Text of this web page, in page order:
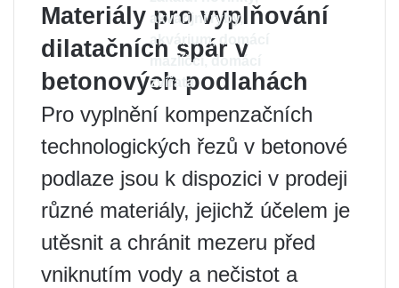
akvarijní ryby,
akvárium, domácí
mazlíčci, domácí
zvířata
Materiály pro vyplňování
dilatačních spár v
betonových podlahách
Pro vyplnění kompenzačních
technologických řezů v betonové
podlaze jsou k dispozici v prodeji
různé materiály, jejichž účelem je
utěsnit a chránit mezeru před
vniknutím vody a nečistot a